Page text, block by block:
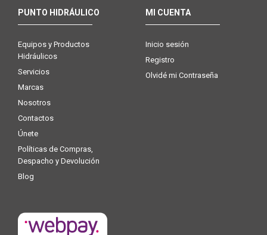
PUNTO HIDRÁULICO
Equipos y Productos
Hidráulicos
Servicios
Marcas
Nosotros
Contactos
Únete
Políticas de Compras,
Despacho y Devolución
Blog
MI CUENTA
Inicio sesión
Registro
Olvidé mi Contraseña